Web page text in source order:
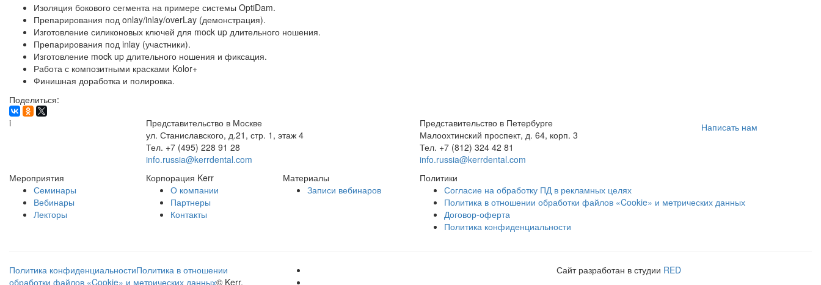
Изоляция бокового сегмента на примере системы OptiDam.
Препарирования под onlay/inlay/overLay (демонстрация).
Изготовление силиконовых ключей для mock up длительного ношения.
Препарирования под inlay (участники).
Изготовление mock up длительного ношения и фиксация.
Работа с композитными красками Kolor+
Финишная доработка и полировка.
Поделиться:
i
Представительство в Москве
ул. Станиславского, д.21, стр. 1, этаж 4
Тел. +7 (495) 228 91 28
info.russia@kerrdental.com
Представительство в Петербурге
Малоохтинский проспект, д. 64, корп. 3
Тел. +7 (812) 324 42 81
info.russia@kerrdental.com
Написать нам
Мероприятия
Семинары
Вебинары
Лекторы
Корпорация Kerr
О компании
Партнеры
Контакты
Материалы
Записи вебинаров
Политики
Согласие на обработку ПД в рекламных целях
Политика в отношении обработки файлов «Cookie» и метрических данных
Договор-оферта
Политика конфиденциальности
Политика конфиденциальностиПолитика в отношении
обработки файлов «Cookie» и метрических данных© Kerr,
Сайт разработан в студии RED